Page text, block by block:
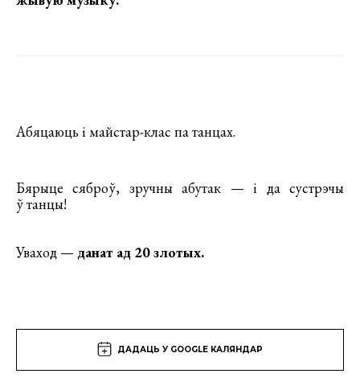
Абяцаюць і майстар-клас па танцах.
Бярыце сяброў, зручны абутак — і да сустрэчы
ў танцы!
Уваход — данат ад 20 злотых.
ДАДАЦЬ У GOOGLE КАЛЯНДАР